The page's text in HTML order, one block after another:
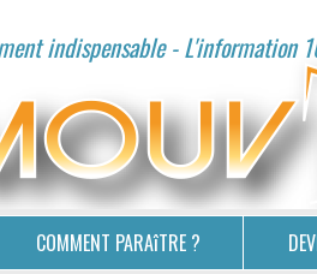
indispensable - L'information
COMMENT PARAîTRE ?